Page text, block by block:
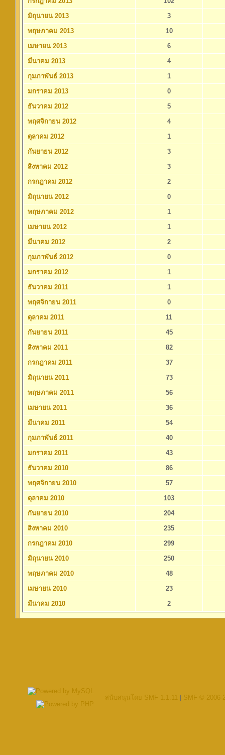
มิถุนายน 2013
3
พฤษภาคม 2013
10
เมษายน 2013
6
มีนาคม 2013
4
กุมภาพันธ์ 2013
1
มกราคม 2013
0
ธันวาคม 2012
5
พฤศจิกายน 2012
4
ตุลาคม 2012
1
กันยายน 2012
3
สิงหาคม 2012
3
กรกฎาคม 2012
2
มิถุนายน 2012
0
พฤษภาคม 2012
1
เมษายน 2012
1
มีนาคม 2012
2
กุมภาพันธ์ 2012
0
มกราคม 2012
1
ธันวาคม 2011
1
พฤศจิกายน 2011
0
ตุลาคม 2011
11
กันยายน 2011
45
สิงหาคม 2011
82
กรกฎาคม 2011
37
มิถุนายน 2011
73
พฤษภาคม 2011
56
เมษายน 2011
36
มีนาคม 2011
54
กุมภาพันธ์ 2011
40
มกราคม 2011
43
ธันวาคม 2010
86
พฤศจิกายน 2010
57
ตุลาคม 2010
103
กันยายน 2010
204
สิงหาคม 2010
235
กรกฎาคม 2010
299
มิถุนายน 2010
250
พฤษภาคม 2010
48
เมษายน 2010
23
มีนาคม 2010
2
สนับสนุนโดย SMF 1.1.11 | SMF © 2006-